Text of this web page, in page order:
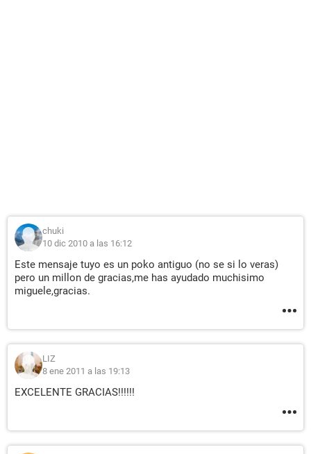
chuki
10 dic 2010 a las 16:12
Este mensaje tuyo es un poko antiguo (no se si lo veras)
pero un millon de gracias,me has ayudado muchisimo
miguele,gracias.
LIZ
8 ene 2011 a las 19:13
EXCELENTE GRACIAS!!!!!!